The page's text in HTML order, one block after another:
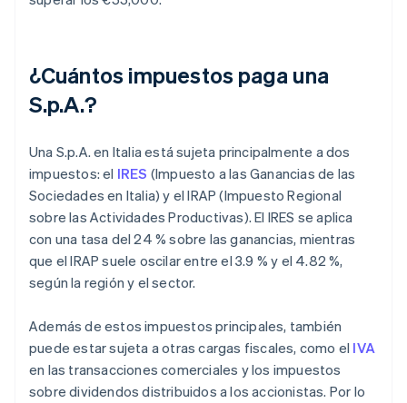
¿Cuántos impuestos paga una
S.p.A.?
Una S.p.A. en Italia está sujeta principalmente a dos
impuestos: el IRES (Impuesto a las Ganancias de las
Sociedades en Italia) y el IRAP (Impuesto Regional
sobre las Actividades Productivas). El IRES se aplica
con una tasa del 24 % sobre las ganancias, mientras
que el IRAP suele oscilar entre el 3.9 % y el 4.82 %,
según la región y el sector.
Además de estos impuestos principales, también
puede estar sujeta a otras cargas fiscales, como el IVA
en las transacciones comerciales y los impuestos
sobre dividendos distribuidos a los accionistas. Por lo